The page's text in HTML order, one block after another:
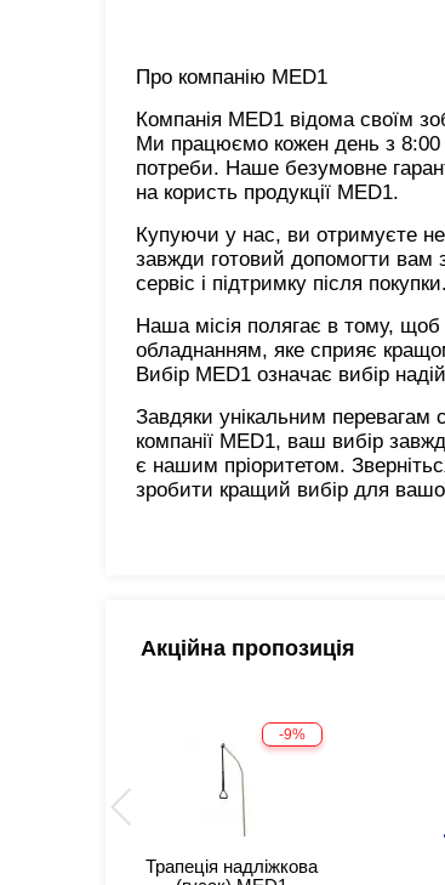
Про компанію MED1
Компанія MED1 відома своїм
Ми працюємо кожен день з 8:00
потреби. Наше безумовне
на користь продукції MED1.
Купуючи у нас, ви отримуєте не
завжди готовий допомогти вам
сервіс і підтримку після покупки.
Наша місія полягає в тому, щоб
обладнанням, яке сприяє
Вибір MED1 означає вибір
Завдяки унікальним перевагам
компанії MED1, ваш вибір
є нашим пріоритетом.
зробити кращий вибір для
Акційна пропозиція
-9%
Трапеція надліжкова